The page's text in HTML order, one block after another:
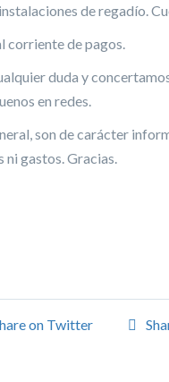
de regadío.
corriente de pagos.
duda y
en redes.
son de carácter
ni gastos. Gracias.
on Twitter